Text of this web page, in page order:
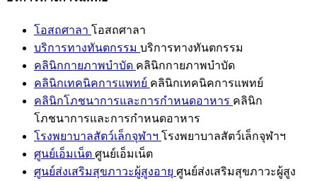
โอสถศาลา โอสถศาลา
บริการทางทันตกรรม บริการทางทันตกรรม
คลินิกกายภาพบำบัด คลินิกกายภาพบำบัด
คลินิกเทคนิคการแพทย์ คลินิกเทคนิคการแพทย์
คลินิกโภชนาการและการกำหนดอาหาร คลินิก
โภชนาการและการกำหนดอาหาร
โรงพยาบาลสัตว์เล็กจุฬาฯ โรงพยาบาลสัตว์เล็กจุฬาฯ
ศูนย์เอ็มเน็ต ศูนย์เอ็มเน็ต
ศูนย์ส่งเสริมสุขภาวะผู้สูงอายุ ศูนย์ส่งเสริมสุขภาวะผู้สูง